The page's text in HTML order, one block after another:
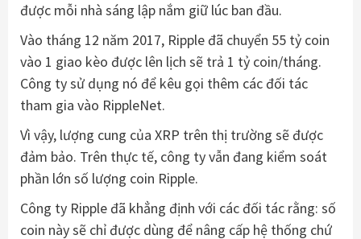
được mỗi nhà sáng lập nắm giữ lúc ban đầu.
Vào tháng 12 năm 2017, Ripple đã chuyển 55 tỷ coin
vào 1 giao kèo được lên lịch sẽ trả 1 tỷ coin/tháng.
Công ty sử dụng nó để kêu gọi thêm các đối tác
tham gia vào RippleNet.
Vì vậy, lượng cung của XRP trên thị trường sẽ được
đảm bảo. Trên thực tế, công ty vẫn đang kiểm soát
phần lớn số lượng coin Ripple.
Công ty Ripple đã khẳng định với các đối tác rằng: số
coin này sẽ chỉ được dùng để nâng cấp hệ thống chứ